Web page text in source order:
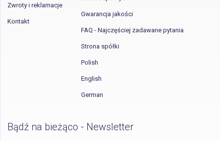
Zwroty i reklamacje
Kontakt
Gwarancja jakości
FAQ - Najczęściej zadawane pytania
Strona spółki
Polish
English
German
Bądź na bieżąco - Newsletter